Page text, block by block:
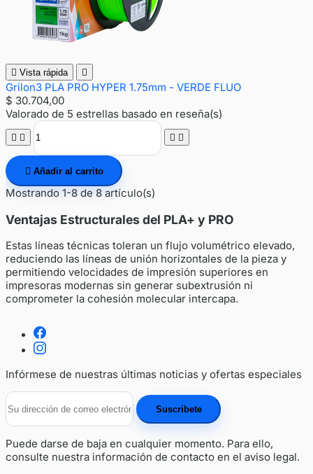
 Vista rápida 
Grilon3 PLA PRO HYPER 1.75mm - VERDE FLUO
$ 30.704,00
Valorado de 5 estrellas basado en reseña(s)
   
 Añadir al carrito
Mostrando 1-8 de 8 artículo(s)
Ventajas Estructurales del PLA+ y PRO
Estas líneas técnicas toleran un flujo volumétrico elevado,
reduciendo las líneas de unión horizontales de la pieza y
permitiendo velocidades de impresión superiores en
impresoras modernas sin generar subextrusión ni
comprometer la cohesión molecular intercapa.
Infórmese de nuestras últimas noticias y ofertas especiales
Puede darse de baja en cualquier momento. Para ello,
consulte nuestra información de contacto en el aviso legal.